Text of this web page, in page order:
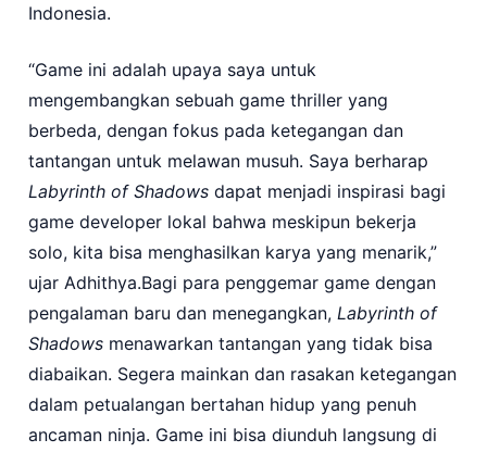
Indonesia.
“Game ini adalah upaya saya untuk
mengembangkan sebuah game thriller yang
berbeda, dengan fokus pada ketegangan dan
tantangan untuk melawan musuh. Saya berharap
Labyrinth of Shadows dapat menjadi inspirasi bagi
game developer lokal bahwa meskipun bekerja
solo, kita bisa menghasilkan karya yang menarik,”
ujar Adhithya.Bagi para penggemar game dengan
pengalaman baru dan menegangkan, Labyrinth of
Shadows menawarkan tantangan yang tidak bisa
diabaikan. Segera mainkan dan rasakan ketegangan
dalam petualangan bertahan hidup yang penuh
ancaman ninja. Game ini bisa diunduh langsung di